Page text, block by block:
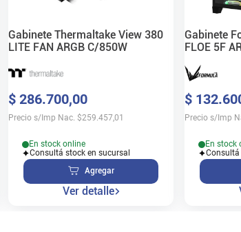
Gabinete Thermaltake View 380
LITE FAN ARGB C/850W
$ 286.700,00
Precio s/Imp Nac. $259.457,01
En stock online
Consultá stock en sucursal
Agregar
Ver detalle
Gabinete
FLOE 5F
$ 132.
Precio s/Imp
En stock
Consultá